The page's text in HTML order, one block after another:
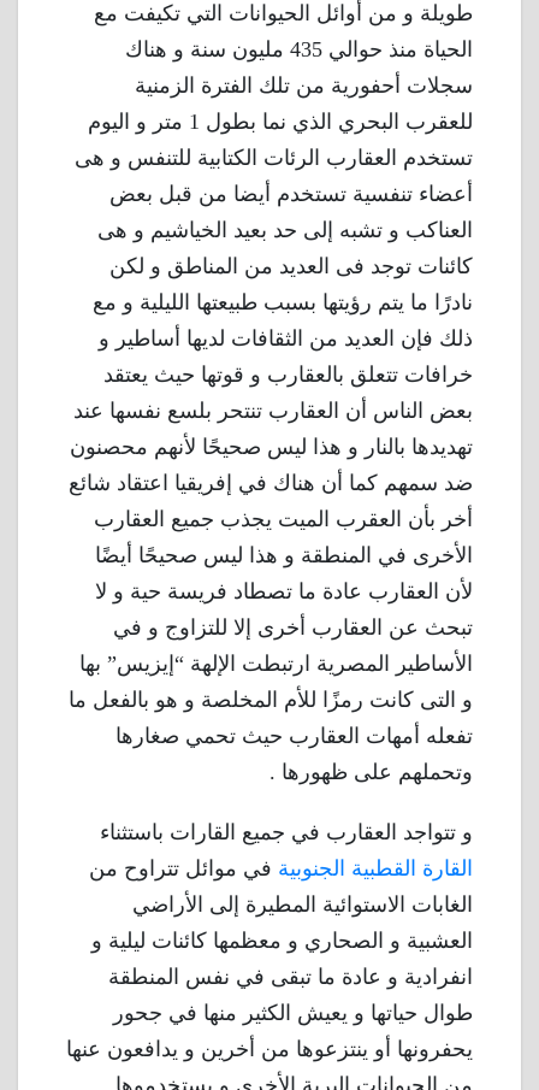
طويلة و من أوائل الحيوانات التي تكيفت مع
الحياة منذ حوالي 435 مليون سنة و هناك
سجلات أحفورية من تلك الفترة الزمنية
للعقرب البحري الذي نما بطول 1 متر و اليوم
تستخدم العقارب الرئات الكتابية للتنفس و هى
أعضاء تنفسية تستخدم أيضا من قبل بعض
العناكب و تشبه إلى حد بعيد الخياشيم و هى
كائنات توجد فى العديد من المناطق و لكن
نادرًا ما يتم رؤيتها بسبب طبيعتها الليلية و مع
ذلك فإن العديد من الثقافات لديها أساطير و
خرافات تتعلق بالعقارب و قوتها حيث يعتقد
بعض الناس أن العقارب تنتحر بلسع نفسها عند
تهديدها بالنار و هذا ليس صحيحًا لأنهم محصنون
ضد سمهم كما أن هناك في إفريقيا اعتقاد شائع
أخر بأن العقرب الميت يجذب جميع العقارب
الأخرى في المنطقة و هذا ليس صحيحًا أيضًا
لأن العقارب عادة ما تصطاد فريسة حية و لا
تبحث عن العقارب أخرى إلا للتزاوج و في
الأساطير المصرية ارتبطت الإلهة “إيزيس” بها
و التى كانت رمزًا للأم المخلصة و هو بالفعل ما
تفعله أمهات العقارب حيث تحمي صغارها
وتحملهم على ظهورها .
و تتواجد العقارب في جميع القارات باستثناء
القارة القطبية الجنوبية في موائل تتراوح من
الغابات الاستوائية المطيرة إلى الأراضي
العشبية و الصحاري و معظمها كائنات ليلية و
انفرادية و عادة ما تبقى في نفس المنطقة
طوال حياتها و يعيش الكثير منها في جحور
يحفرونها أو ينتزعوها من أخرين و يدافعون عنها